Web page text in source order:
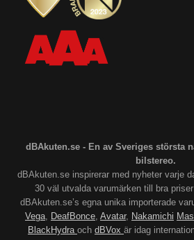
dBAkuten.se - En av Sveriges största
bilstereo.
dBAkuten.se inspirerar med nyheter varje
30 väl utvalda varumärken till bra
dBAkuten.se’s egna unika importerade
Vega, DeafBonce, Avatar, Nakamichi
BlackHydra och dBVox är idag